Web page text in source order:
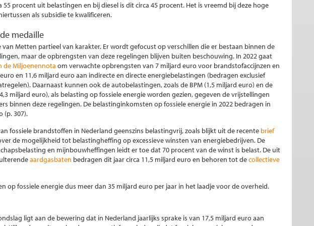
55 procent uit belastingen en bij diesel is dit circa 45 procent. Het is vreemd bij deze hoge
als subsidie te kwalificeren.
medaille
van Metten partieel van karakter. Er wordt gefocust op verschillen die er bestaan binnen de
maar de opbrengsten van deze regelingen blijven buiten beschouwing. In 2022 gaat
de Miljoenennota om verwachte opbrengsten van 7 miljard euro voor brandstofaccijnzen en
en 11,6 miljard euro aan indirecte en directe energiebelastingen (bedragen exclusief
Daarnaast kunnen ook de autobelastingen, zoals de BPM (1,5 miljard euro) en de
miljard euro), als belasting op fossiele energie worden gezien, gegeven de vrijstellingen
binnen deze regelingen. De belastinginkomsten op fossiele energie in 2022 bedragen in
(p. 307).
fossiele brandstoffen in Nederland geenszins belastingvrij, zoals blijkt uit de recente brief
de mogelijkheid tot belastingheffing op excessieve winsten van energiebedrijven. De
en mijnbouwheffingen leidt er toe dat 70 procent van de winst is belast. De uit
aardgasbaten bedragen dit jaar circa 11,5 miljard euro en behoren tot decollectieve
op fossiele energie dus meer dan 35 miljard euro per jaar in het laadje voor de overheid.
ligt aan de bewering dat in Nederland jaarlijks sprake is van 17,5 miljard euro aan